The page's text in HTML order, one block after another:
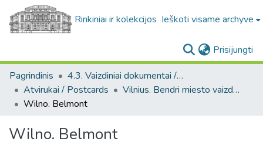
Rinkiniai ir kolekcijos Ieškoti visame archyve
Prisijungti
Pagrindinis
4.3. Vaizdiniai dokumentai / Visual documents
Atvirukai / Postcards
Vilnius. Bendri miesto vaizdai : miesto ir jo apylinkių fotografinių atvirukų rinkinys
Wilno. Belmont
Wilno. Belmont